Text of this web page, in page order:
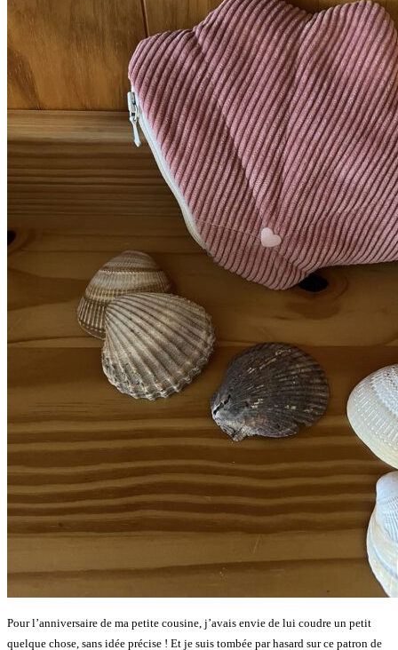
Pour l’anniversaire de ma petite cousine, j’avais envie de lui coudre un petit
quelque chose, sans idée précise ! Et je suis tombée par hasard sur ce patron de